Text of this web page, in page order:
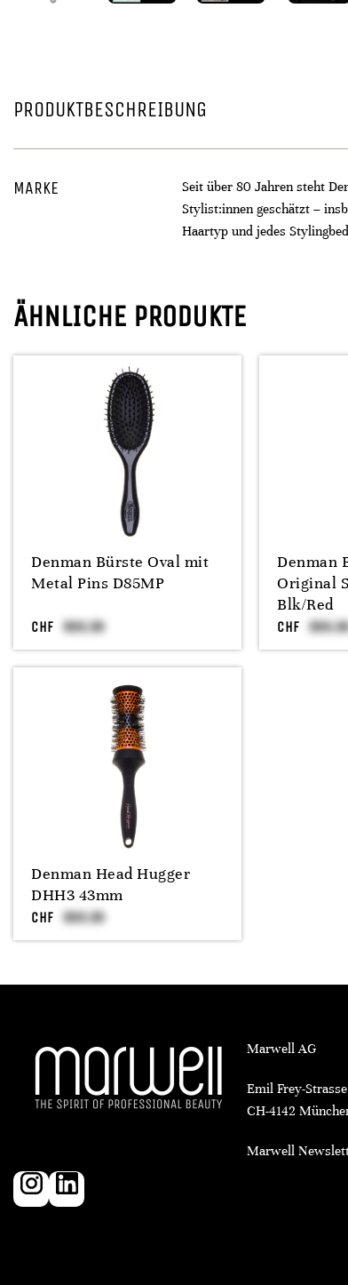
PRODUKTBESCHREIBUNG
MARKE
Seit über 80 Jahren steht
Stylist:innen geschätzt –
Haartyp und jedes
ÄHNLICHE PRODUKTE
Denman Bürste Oval mit
Metal Pins D85MP
CHF
Denman
Original
Blk/Red
CHF
Denman Head Hugger
DHH3 43mm
CHF
Marwell AG
Emil Frey-
CH-4142
Marwell